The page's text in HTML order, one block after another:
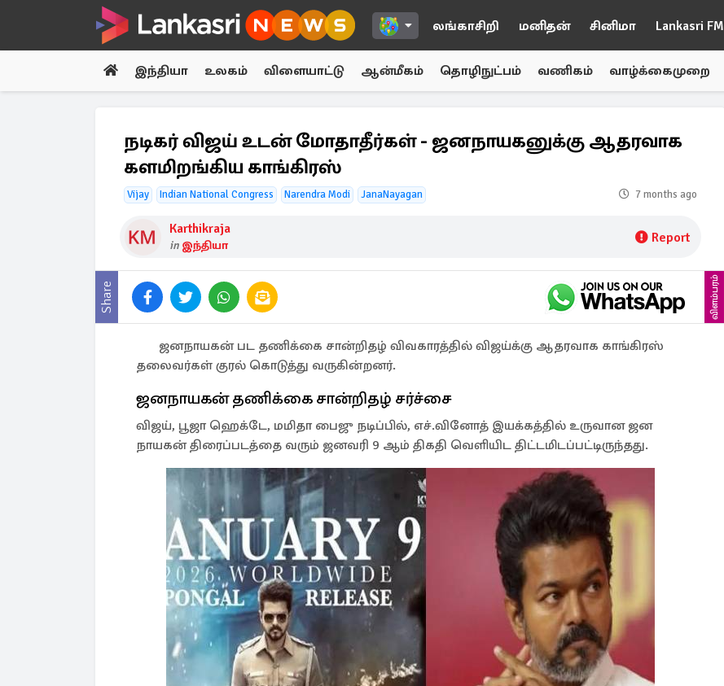
லங்காசிறி மனிதன் சினிமா Lankasri FM
இந்தியா உலகம் விளையாட்டு ஆன்மீகம் தொழிநுட்பம் வணிகம் வாழ்க்கைமுறை
நடிகர் விஜய் உடன் மோதாதீர்கள் - ஜனநாயகனுக்கு ஆதரவாக
களமிறங்கிய காங்கிரஸ்
Vijay Indian National Congress Narendra Modi JanaNayagan 7 months ago
Karthikraja
in இந்தியா Report
Share விளம்பரம்
ஜனநாயகன் பட தணிக்கை சான்றிதழ் விவகாரத்தில் விஜய்க்கு ஆதரவாக காங்கிரஸ்
தலைவர்கள் குரல் கொடுத்து வருகின்றனர்.
ஜனநாயகன் தணிக்கை சான்றிதழ் சர்ச்சை
விஜய், பூஜா ஹெக்டே, மமிதா பைஜு நடிப்பில், எச்.வினோத் இயக்கத்தில் உருவான ஜன
நாயகன் திரைப்படத்தை வரும் ஜனவரி 9 ஆம் திகதி வெளியிட திட்டமிடப்பட்டிருந்தது.